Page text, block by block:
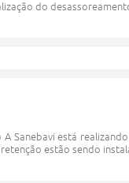
do
Sanebavi está
estão sendo